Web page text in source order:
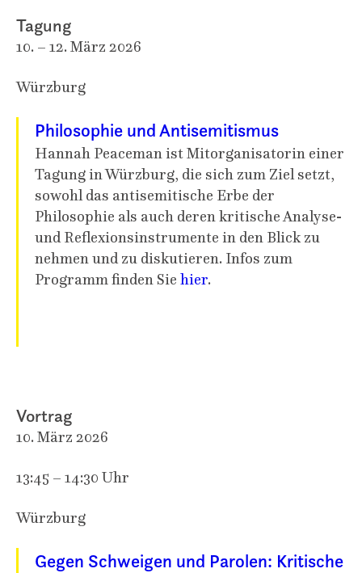
Tagung
10. – 12. März 2026
Würzburg
Philosophie und Antisemitismus
Hannah Peaceman ist Mitorganisatorin einer
Tagung in Würzburg, die sich zum Ziel setzt,
sowohl das antisemitische Erbe der
Philosophie als auch deren kritische Analyse-
und Reflexionsinstrumente in den Blick zu
nehmen und zu diskutieren. Infos zum
Programm finden Sie hier.
Vortrag
10. März 2026
13:45 – 14:30 Uhr
Würzburg
Gegen Schweigen und Parolen: Kritische